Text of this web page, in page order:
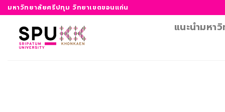
ข้าม
ไป
เนื้อหา
มหาวิทยาลัยศรีปทุม วิทยาเขตขอนแก่น
แนะนำมหา